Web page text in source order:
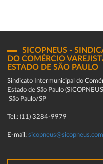
SICOPNEUS -
DO COMÉRCIO
ESTADO DE SÃO PAULO
Sindicato Intermunicipal do
Estado de São Paulo
São Paulo/SP
Tel.: (11) 3284-9979
E-mail: